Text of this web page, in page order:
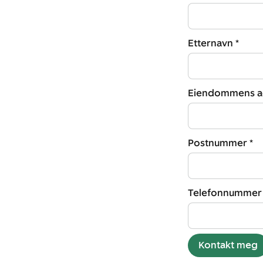
Etternavn *
Eiendommens
Postnummer *
Telefonnummer
Kontakt meg